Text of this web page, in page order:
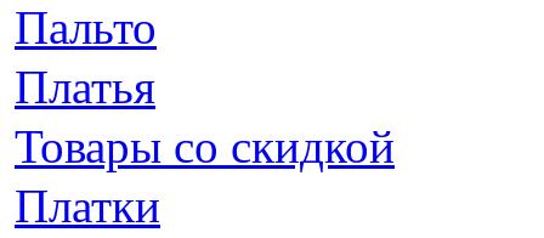
Пальто
Платья
Товары со скидкой
Платки